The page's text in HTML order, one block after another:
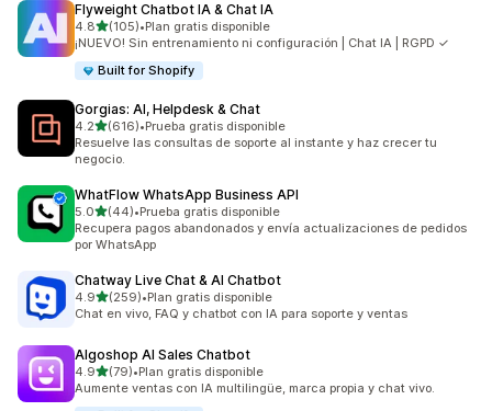
Flyweight Chatbot IA & Chat IA
4.8de 5 estrellas
(105)
105 reseñas en total
•Plan gratis disponible
¡NUEVO! Sin entrenamiento ni configuración | Chat IA | RGPD ✓
Built for Shopify
Gorgias: AI, Helpdesk & Chat
4.2de 5 estrellas
(616)
616 reseñas en total
•Prueba gratis disponible
Resuelve las consultas de soporte al instante y haz crecer tu
negocio.
WhatFlow WhatsApp Business API
5.0de 5 estrellas
(44)
44 reseñas en total
•Prueba gratis disponible
Recupera pagos abandonados y envía actualizaciones de pedidos
por WhatsApp
Chatway Live Chat & AI Chatbot
4.9de 5 estrellas
(259)
259 reseñas en total
•Plan gratis disponible
Chat en vivo, FAQ y chatbot con IA para soporte y ventas
Algoshop AI Sales Chatbot
4.9de 5 estrellas
(79)
79 reseñas en total
•Plan gratis disponible
Aumente ventas con IA multilingüe, marca propia y chat vivo.